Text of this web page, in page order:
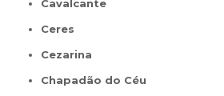
Cavalcante
Ceres
Cezarina
Chapadão do Céu